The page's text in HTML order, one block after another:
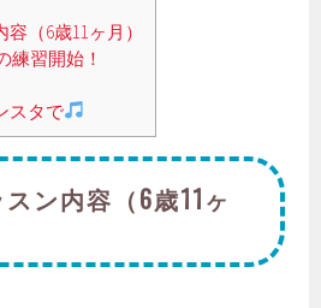
（6歳11ヶ月）
練習開始！
スタで
ン内容（6歳11ヶ